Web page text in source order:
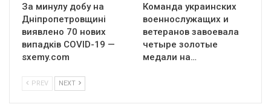
За минулу добу на
Дніпропетровщині
виявлено 70 нових
випадків COVID-19 —
sxemy.com
Команда украинских
военнослужащих и
ветеранов завоевала
четыре золотые
медали на…
PREV NEXT